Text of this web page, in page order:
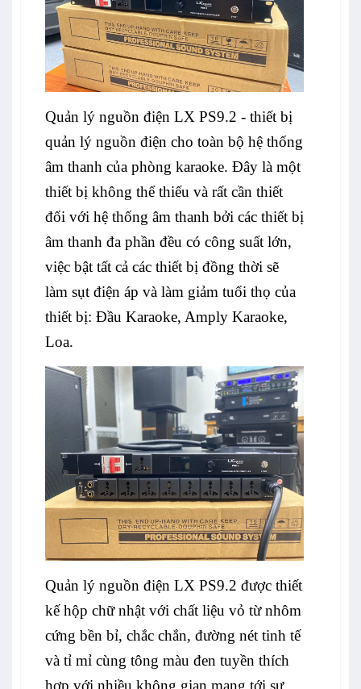
Quản lý nguồn điện LX PS9.2 - thiết bị
quản lý nguồn điện cho toàn bộ hệ thống
âm thanh của phòng karaoke. Đây là một
thiết bị không thể thiếu và rất cần thiết
đối với hệ thống âm thanh bởi các thiết bị
âm thanh đa phần đều có công suất lớn,
việc bật tất cả các thiết bị đồng thời sẽ
làm sụt điện áp và làm giảm tuổi thọ của
thiết bị: Đầu Karaoke, Amply Karaoke,
Loa.
Quản lý nguồn điện LX PS9.2 được thiết
kế hộp chữ nhật với chất liệu vỏ từ nhôm
cứng bền bỉ, chắc chắn, đường nét tinh tế
và tỉ mỉ cùng tông màu đen tuyền thích
hợp với nhiều không gian mang tới sự